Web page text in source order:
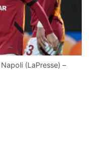
(LaPresse) –